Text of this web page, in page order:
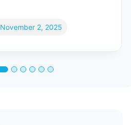
November 2, 2025